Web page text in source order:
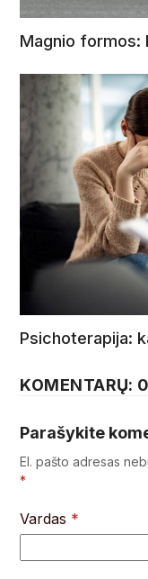
Magnio formos:
Psichoterapija:
KOMENTARŲ: 0
Parašykite
El. pašto adresas
*
Vardas *